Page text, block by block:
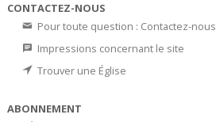
CONTACTEZ-NOUS
Pour toute question : Contactez-nous
Impressions concernant le site
Trouver une Église
ABONNEMENT